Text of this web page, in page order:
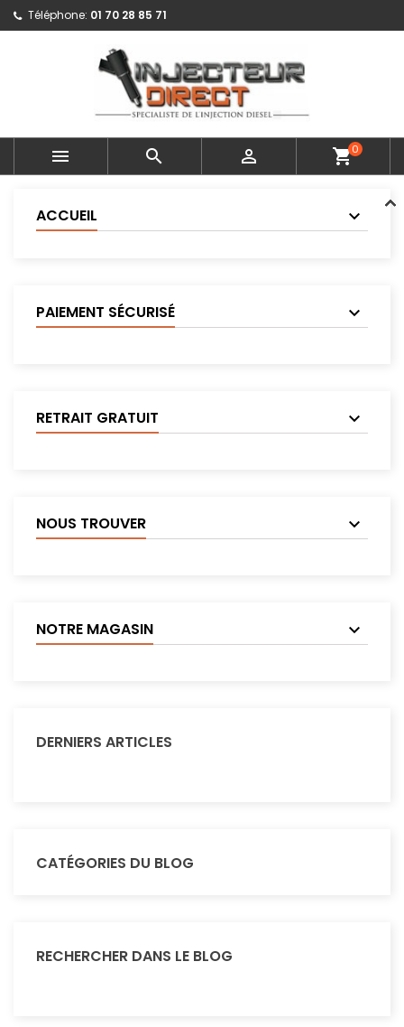
Téléphone: 01 70 28 85 71
   shopping_cart0
ACCUEIL
PAIEMENT SÉCURISÉ
RETRAIT GRATUIT
NOUS TROUVER
NOTRE MAGASIN
DERNIERS ARTICLES
CATÉGORIES DU BLOG
RECHERCHER DANS LE BLOG